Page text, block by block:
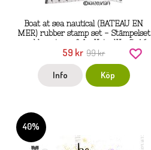
Boat at sea nautical (BATEAU EN
MER) rubber stamp set - Stämpelset
med havstema från KatzelKraft A6
59 kr 99 kr
Info Köp
40%